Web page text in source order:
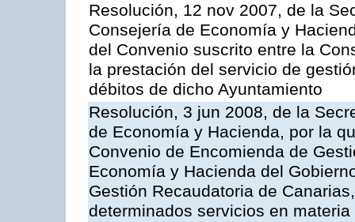
Resolución, 12 nov 2007, de la
Consejería de Economía y
del Convenio suscrito entre la
la prestación del servicio de
débitos de dicho Ayuntamiento
Resolución, 3 jun 2008, de la
de Economía y Hacienda, por la
Convenio de Encomienda de
Economía y Hacienda del
Gestión Recaudatoria de
determinados servicios en materia